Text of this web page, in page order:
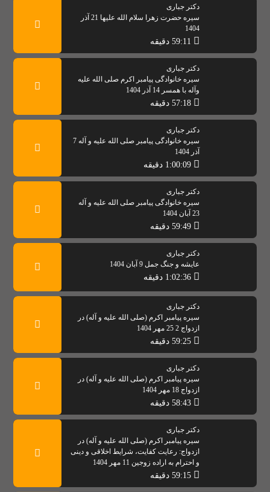
دکتر جباری
سیره حضرت زهرا سلام الله علیها 21 آذر
1404
دکتر جباری
سیره خانوادگی پیامبر اکرم صلی الله علیه
وآله با همسر 14 آذر 1404
دکتر جباری
سیره خانوادگی پیامبر صلی الله علیه و آله 7
آذر 1404
دکتر جباری
سیره خانوادگی پیامبر صلی الله علیه و آله
23 آبان 1404
دکتر جباری
عایشه و جنگ جمل 9 آبان 1404
دکتر جباری
سیره پیامبر اکرم (صلی الله علیه و آله) در
ازدواج 2 25 مهر 1404
دکتر جباری
سیره پیامبر اکرم (صلی الله علیه و آله) در
ازدواج 18 مهر 1404
دکتر جباری
سیره پیامبر اکرم (صلی الله علیه و آله) در
ازدواج: رعایت کفایت، شرایط اخلاقی و دینی
و احترام به اراده زوجین 11 مهر 1404